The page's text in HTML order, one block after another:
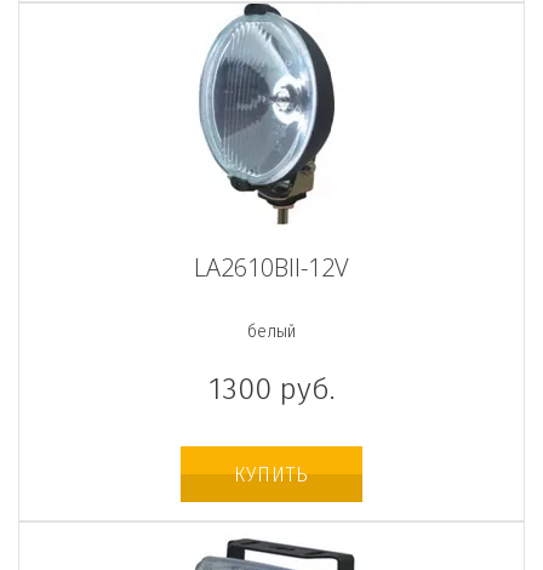
LA2610BII-12V
белый
1300 руб.
КУПИТЬ